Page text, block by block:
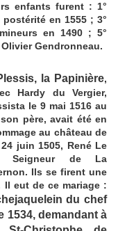
enfants furent : 1°
en 1555 ; 3°
en 1490 ; 5°
Gendronneau.
la Papinière,
Hardy du Vergier,
le 9 mai 1516 au
père, avait été en
au château de
juin 1505, René Le
Seigneur de La
Ils se firent une
Il eut de ce mariage :
du chef
1534, demandant à